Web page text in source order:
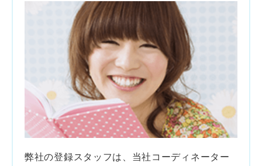
弊社の登録スタッフは、当社コーディネーター